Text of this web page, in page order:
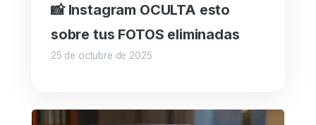
📸 Instagram OCULTA esto
sobre tus FOTOS eliminadas
25 de octubre de 2025